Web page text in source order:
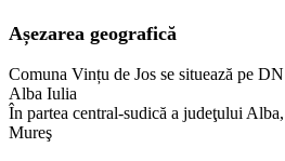
Așezarea geografică
Comuna Vințu de Jos se situează pe
Alba Iulia
În partea central-sudică a judeţului
Mureş